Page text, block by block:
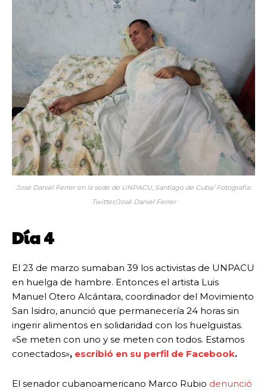
José Daniel Ferrer en la sede de UNPACU, Santiago de Cuba/ Fotografía:
Twitter/José Daniel Ferrer
Día 4
El 23 de marzo sumaban 39 los activistas de UNPACU
en huelga de hambre. Entonces el artista Luis
Manuel Otero Alcántara, coordinador del Movimiento
San Isidro, anunció que permanecería 24 horas sin
ingerir alimentos en solidaridad con los huelguistas.
«Se meten con uno y se meten con todos. Estamos
conectados», escribió en su perfil de Facebook.
El senador cubanoamericano Marco Rubio denunció